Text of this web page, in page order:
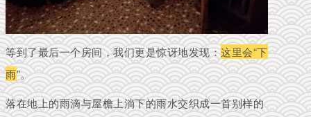
等到了最后一个房间，我们更是惊讶地发现：这里会“下
雨”。
落在地上的雨滴与屋檐上淌下的雨水交织成一首别样的